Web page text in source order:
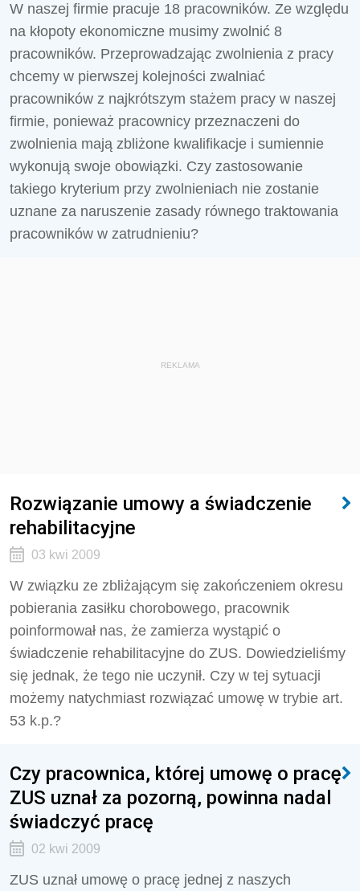
W naszej firmie pracuje 18 pracowników. Ze względu
na kłopoty ekonomiczne musimy zwolnić 8
pracowników. Przeprowadzając zwolnienia z pracy
chcemy w pierwszej kolejności zwalniać
pracowników z najkrótszym stażem pracy w naszej
firmie, ponieważ pracownicy przeznaczeni do
zwolnienia mają zbliżone kwalifikacje i sumiennie
wykonują swoje obowiązki. Czy zastosowanie
takiego kryterium przy zwolnieniach nie zostanie
uznane za naruszenie zasady równego traktowania
pracowników w zatrudnieniu?
REKLAMA
Rozwiązanie umowy a świadczenie
rehabilitacyjne
03 kwi 2009
W związku ze zbliżającym się zakończeniem okresu
pobierania zasiłku chorobowego, pracownik
poinformował nas, że zamierza wystąpić o
świadczenie rehabilitacyjne do ZUS. Dowiedzieliśmy
się jednak, że tego nie uczynił. Czy w tej sytuacji
możemy natychmiast rozwiązać umowę w trybie art.
53 k.p.?
Czy pracownica, której umowę o pracę
ZUS uznał za pozorną, powinna nadal
świadczyć pracę
02 kwi 2009
ZUS uznał umowę o pracę jednej z naszych